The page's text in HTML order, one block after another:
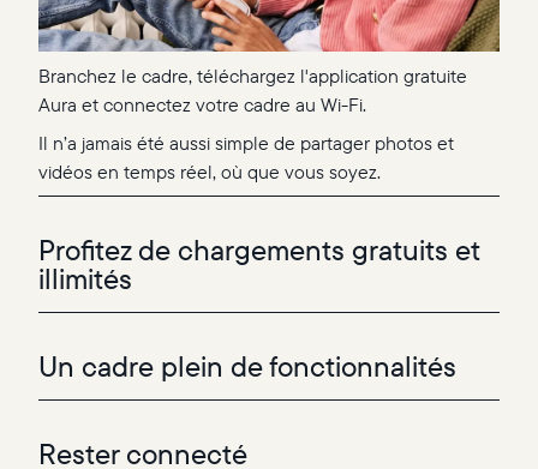
Branchez le cadre, téléchargez l'application gratuite
Aura et connectez votre cadre au Wi-Fi.
Il n’a jamais été aussi simple de partager photos et
vidéos en temps réel, où que vous soyez.
Profitez de chargements gratuits et
illimités
Un cadre plein de fonctionnalités
Rester connecté